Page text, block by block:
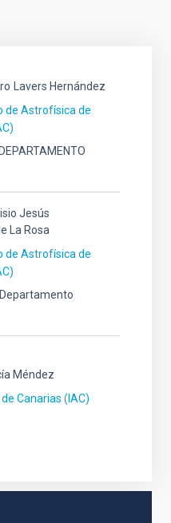
Lavers Hernández
de Astrofísica de
Jesús
La Rosa
de Astrofísica de
Méndez
Canarias (IAC)